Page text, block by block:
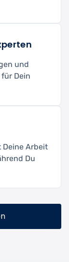
und
Dein
Deine Arbeit
Du